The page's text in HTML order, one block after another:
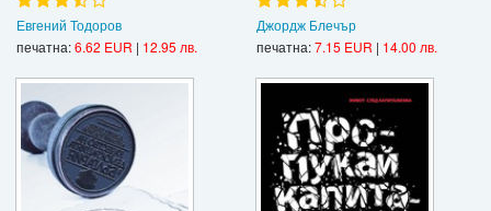
Евгений Тодоров
печатна:6.62 EUR | 12.95 лв.
Джордж Блечър
печатна:7.15 EUR | 14.00 лв.